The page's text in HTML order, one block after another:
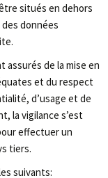
situés en dehors
données
assurés de la mise en
et du respect
d’usage et de
la vigilance s’est
effectuer un
tiers.
suivants: